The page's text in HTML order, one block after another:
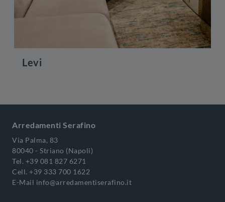
Levi
Arredamenti Serafino
Via Palma, 83
80040 - Striano (Napoli)
Tel. +39 081 827 6271
Cell. +39 333 700 1622
E-Mail info@arredamentiserafino.it